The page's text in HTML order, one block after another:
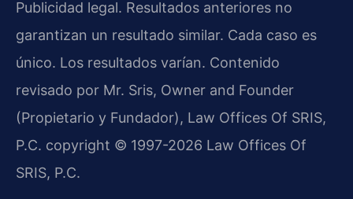
Publicidad legal. Resultados anteriores no
garantizan un resultado similar. Cada caso es
único. Los resultados varían. Contenido
revisado por Mr. Sris, Owner and Founder
(Propietario y Fundador), Law Offices Of SRIS,
P.C. copyright © 1997-2026 Law Offices Of
SRIS, P.C.